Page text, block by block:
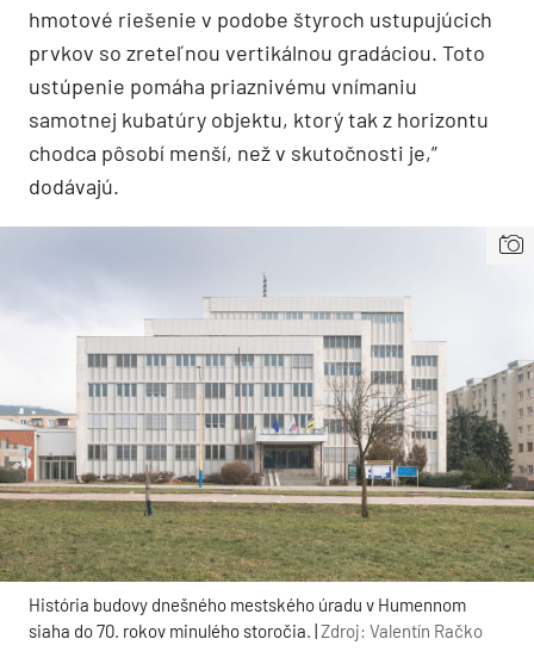
hmotové riešenie v podobe štyroch ustupujúcich
prvkov so zreteľnou vertikálnou gradáciou. Toto
ustúpenie pomáha priaznivému vnímaniu
samotnej kubatúry objektu, ktorý tak z horizontu
chodca pôsobí menší, než v skutočnosti je,”
dodávajú.
História budovy dnešného mestského úradu v Humennom
siaha do 70. rokov minulého storočia. | Zdroj: Valentín Račko